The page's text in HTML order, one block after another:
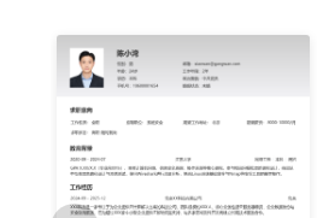
进行初步研判与过滤，将确认
件，完成攻击链日志的初步提
准确率达到XXX%。
工作业绩：
1.独立维护XXX台安全设备策略